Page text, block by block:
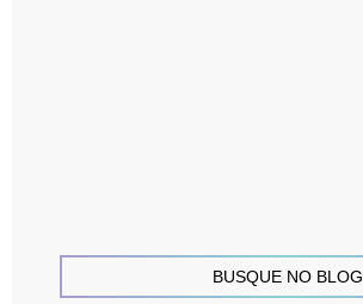
BUSQUE NO BLOG